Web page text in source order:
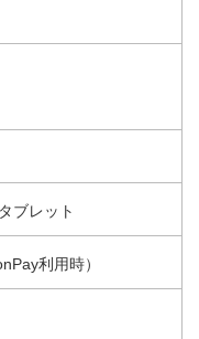
ブレット
利用時）